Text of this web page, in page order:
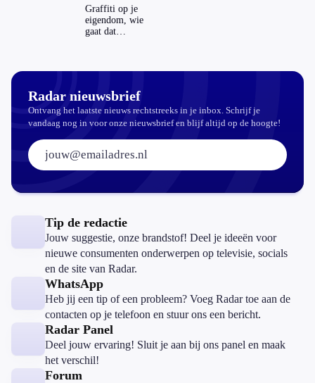
echt
aantrekkelijker?
Graffiti op je
eigendom, wie
gaat dat
Radar nieuwsbrief
Ontvang het laatste nieuws rechtstreeks in je inbox. Schrijf je
vandaag nog in voor onze nieuwsbrief en blijf altijd op de hoogte!
E-mailadres:
Tip de redactie
Jouw suggestie, onze brandstof! Deel je ideeën voor
nieuwe consumenten onderwerpen op televisie, socials
en de site van Radar.
WhatsApp
Heb jij een tip of een probleem? Voeg Radar toe aan de
contacten op je telefoon en stuur ons een bericht.
Radar Panel
Deel jouw ervaring! Sluit je aan bij ons panel en maak
het verschil!
Forum